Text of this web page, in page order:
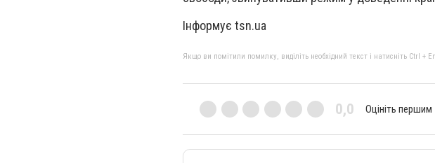
Інформує tsn.ua
Якщо ви помітили помилку, виділіть необхідний текст і натисніть Ctrl +
0,0 Оцініть першим